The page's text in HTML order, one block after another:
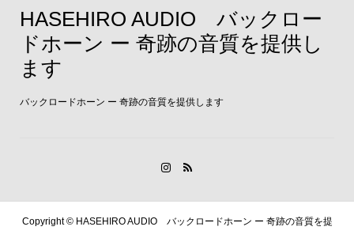
HASEHIRO AUDIO バックロー
ドホーン ー 奇跡の音質を提供し
ます
バックロードホーン ー 奇跡の音質を提供します
Copyright ©HASEHIRO AUDIO バックロードホーン ー 奇跡の音質を提